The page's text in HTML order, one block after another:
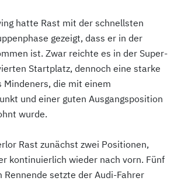
hatte Rast mit der schnellsten
gezeigt, dass er in der
ist. Zwar reichte es in der Super-
Startplatz, dennoch eine starke
Mindeners, die mit einem
und einer guten Ausgangsposition
wurde.
Rast zunächst zwei Positionen,
kontinuierlich wieder nach vorn. Fünf
Rennende setzte der Audi-Fahrer